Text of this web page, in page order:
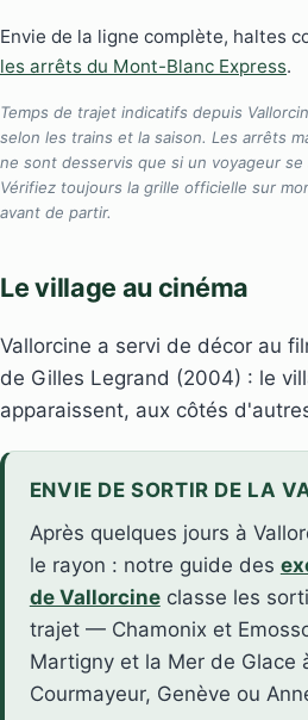
Envie de la ligne complète, haltes
les arrêts du Mont-Blanc Express.
Temps de trajet indicatifs depuis
selon les trains et la saison. Les arrêts
ne sont desservis que si un voyageur se
Vérifiez toujours la grille officielle sur
avant de partir.
Le village au cinéma
Vallorcine a servi de décor au
de Gilles Legrand (2004) : le
apparaissent, aux côtés
ENVIE DE SORTIR DE LA
Après quelques jours à
le rayon : notre guide des
de Vallorcineclasse les
trajet — Chamonix et
Martigny et la Mer de Glace
Courmayeur, Genève ou